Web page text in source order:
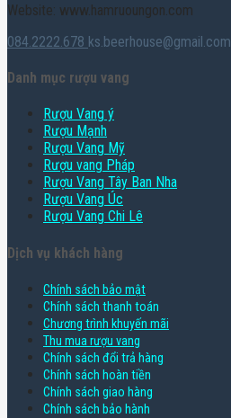
Website: www.hamruoungon.com
084.2222.678 ks.beerhouse@gmail.com
Danh mục rượu vang
Rượu Vang ý
Rượu Mạnh
Rượu Vang Mỹ
Rượu vang Pháp
Rượu Vang Tây Ban Nha
Rượu Vang Úc
Rượu Vang Chi Lê
Dịch vụ khách hàng
Chính sách bảo mật
Chính sách thanh toán
Chương trình khuyến mãi
Thu mua rượu vang
Chính sách đổi trả hàng
Chính sách hoàn tiền
Chính sách giao hàng
Chính sách bảo hành